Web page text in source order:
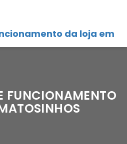
da loja em
FUNCIONAMENTO